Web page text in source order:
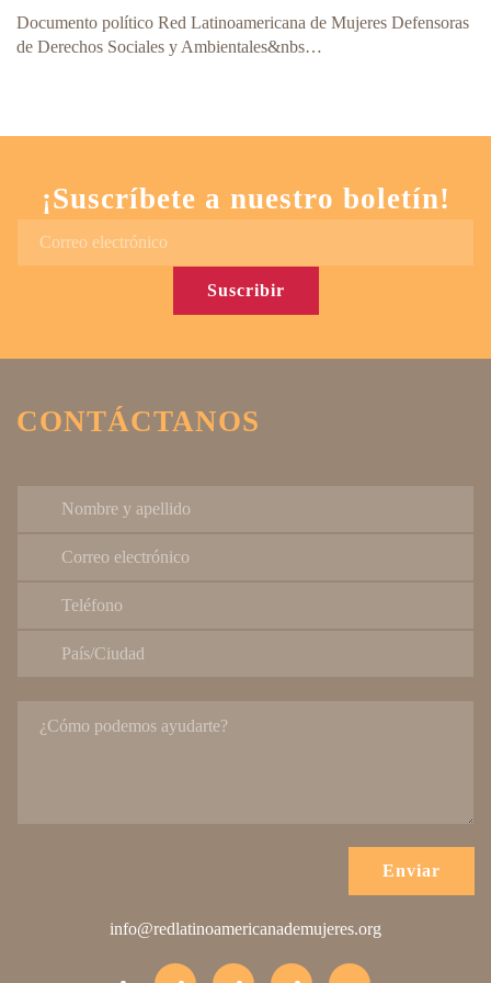
Documento político Red Latinoamericana de Mujeres Defensoras
de Derechos Sociales y Ambientales&nbs…
¡Suscríbete a nuestro boletín!
Suscribir
CONTÁCTANOS
Enviar
info@redlatinoamericanademujeres.org